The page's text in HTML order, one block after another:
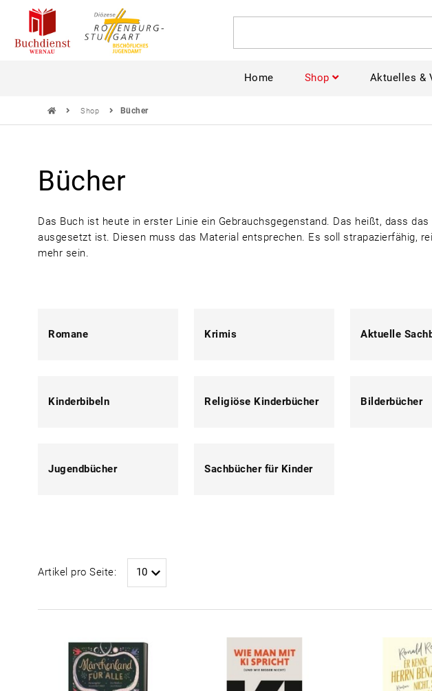
Home Shop Aktuelles &
Shop Bücher
Bücher
Das Buch ist heute in erster Linie ein Gebrauchsgegenstand. Das heißt, dass
ausgesetzt ist. Diesen muss das Material entsprechen. Es soll strapazierfähig,
mehr sein.
Romane Krimis Aktuelle
Kinderbibeln Religiöse Kinderbücher Bilderbücher
Jugendbücher Sachbücher für Kinder
Artikel pro Seite: